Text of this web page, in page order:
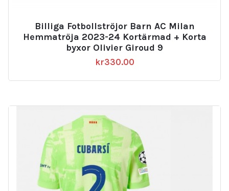
Billiga Fotbollströjor Barn AC Milan
Hemmatröja 2023-24 Kortärmad + Korta
byxor Olivier Giroud 9
kr330.00